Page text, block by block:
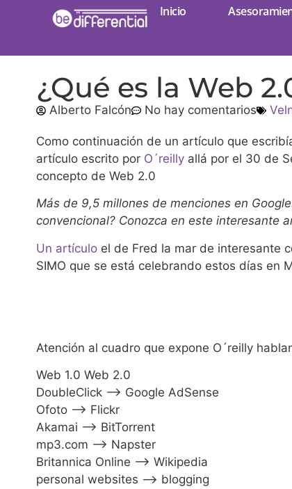
Inicio
¿Qué es la Web
Alberto Falcón No hay comentarios
Como continuación de un artículo que
artículo escrito por O´reilly allá por el 30 de
concepto de Web 2.0
Más de 9,5 millones de menciones en
convencional? Conozca en este interesante
Un artículo el de Fred la mar de interesante
SIMO que se está celebrando estos días en
Atención al cuadro que expone O´reilly
Web 1.0 Web 2.0
DoubleClick –> Google AdSense
Ofoto –> Flickr
Akamai –> BitTorrent
mp3.com –> Napster
Britannica Online –> Wikipedia
personal websites –> blogging